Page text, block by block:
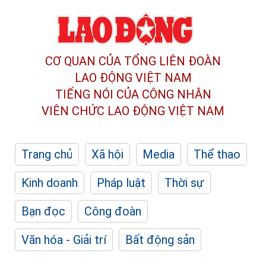
CƠ QUAN CỦA TỔNG LIÊN ĐOÀN
LAO ĐỘNG VIỆT NAM
TIẾNG NÓI CỦA CÔNG NHÂN
VIÊN CHỨC LAO ĐỘNG VIỆT NAM
Trang chủ Xã hội Media
Thể thao
Kinh doanh
Pháp luật
Thời sự
Bạn đọc
Công đoàn
Văn hóa - Giải trí
Bất động sản